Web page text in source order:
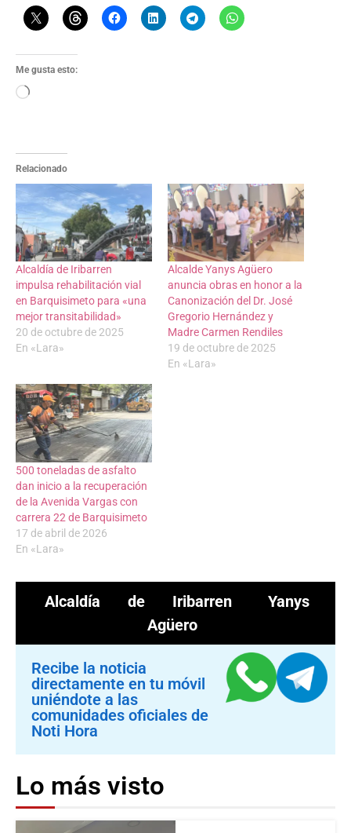
Me gusta esto:
Relacionado
Alcaldía de Iribarren
impulsa rehabilitación vial
en Barquisimeto para «una
mejor transitabilidad»
20 de octubre de 2025
En «Lara»
Alcalde Yanys Agüero
anuncia obras en honor a la
Canonización del Dr. José
Gregorio Hernández y
Madre Carmen Rendiles
19 de octubre de 2025
En «Lara»
500 toneladas de asfalto
dan inicio a la recuperación
de la Avenida Vargas con
carrera 22 de Barquisimeto
17 de abril de 2026
En «Lara»
Alcaldía de Iribarren
Yanys
Agüero
Recibe la noticia
directamente en tu móvil
uniéndote a las
comunidades oficiales de
Noti Hora
Lo más visto